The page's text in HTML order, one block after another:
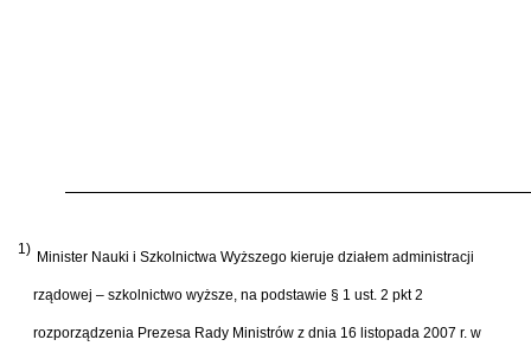
1) Minister Nauki i Szkolnictwa Wyższego kieruje działem administracji
rządowej – szkolnictwo wyższe, na podstawie § 1 ust. 2 pkt 2
rozporządzenia Prezesa Rady Ministrów z dnia 16 listopada 2007 r. w